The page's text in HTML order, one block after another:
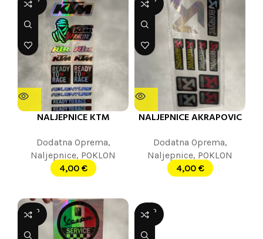
OUT
NALJEPNICE KTM
Dodatna Oprema,
Naljepnice, POKLON
4,00 €
OUT
NALJEPNICE AKRAPOVIC
Dodatna Oprema,
Naljepnice, POKLON
4,00 €
SOLD
OUT
SOLD
OUT